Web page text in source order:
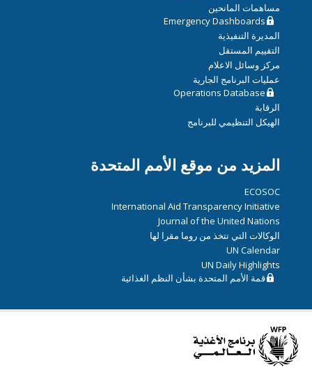
مساهمات المانحين
Emergency Dashboards
المديرة التنفيذية
التقييم المستقل
مركز وسائل الاعلام
عمليات البرنامج الجارية
Operations Database
الرقابة
الهيكل التنظيمي للبرنامج
المزيد من موقع الأمم المتحدة
ECOSOC
International Aid Transparency Initiative
Journal of the United Nations
الوكالات التي تتخذ من روما مقرا لها
UN Calendar
UN Daily Highlights
قمة الأمم المتحدة بشأن النظم الغذائية